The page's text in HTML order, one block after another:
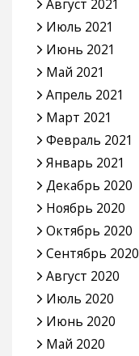
Август 2021
Июль 2021
Июнь 2021
Май 2021
Апрель 2021
Март 2021
Февраль 2021
Январь 2021
Декабрь 2020
Ноябрь 2020
Октябрь 2020
Сентябрь 2020
Август 2020
Июль 2020
Июнь 2020
Май 2020